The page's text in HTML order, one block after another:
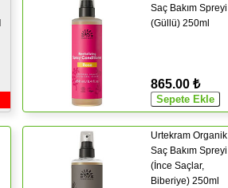
Saç Bakım Spreyi
(Güllü) 250ml
865.00 ₺
Urtekram Organik
Saç Bakım Spreyi
(İnce Saçlar,
Biberiye) 250ml